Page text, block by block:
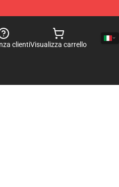
clientiVisualizza carrello